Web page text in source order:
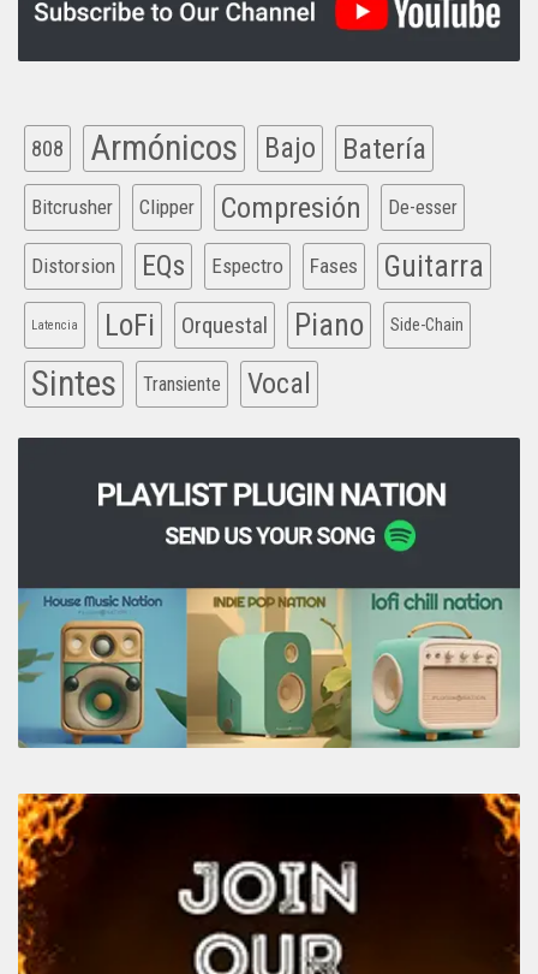
808 Armónicos Bajo Batería
Bitcrusher Clipper Compresión De-esser
Distorsion EQs Espectro Fases Guitarra
Latencia LoFi Orquestal Piano Side-Chain
Sintes Transiente Vocal